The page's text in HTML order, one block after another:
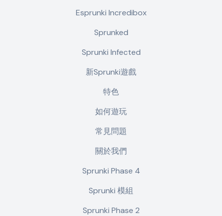
Esprunki Incredibox
Sprunked
Sprunki Infected
新Sprunki遊戲
特色
如何遊玩
常見問題
關於我們
Sprunki Phase 4
Sprunki 模組
Sprunki Phase 2